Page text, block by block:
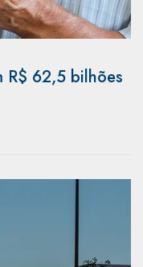
R$ 62,5 bilhões